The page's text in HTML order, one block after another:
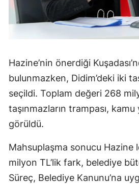
Hazine’nin önerdiği
bulunmazken, Didim’deki iki
seçildi. Toplam değeri 268
taşınmazların trampası, kamu
görüldü.
Mahsuplaşma sonucu Hazine
milyon TL’lik fark, belediye
Süreç, Belediye Kanunu’na